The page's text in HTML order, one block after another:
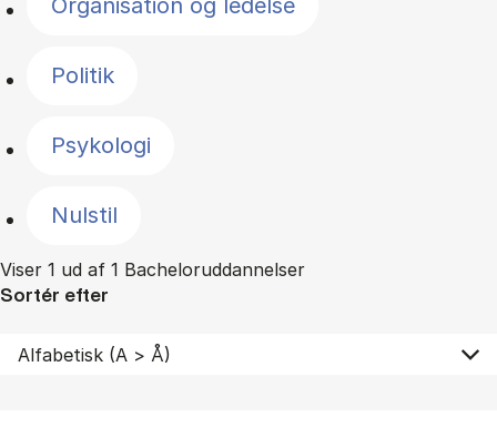
Organisation og ledelse
Politik
Psykologi
Nulstil
Viser 1 ud af 1 Bacheloruddannelser
Sortér efter